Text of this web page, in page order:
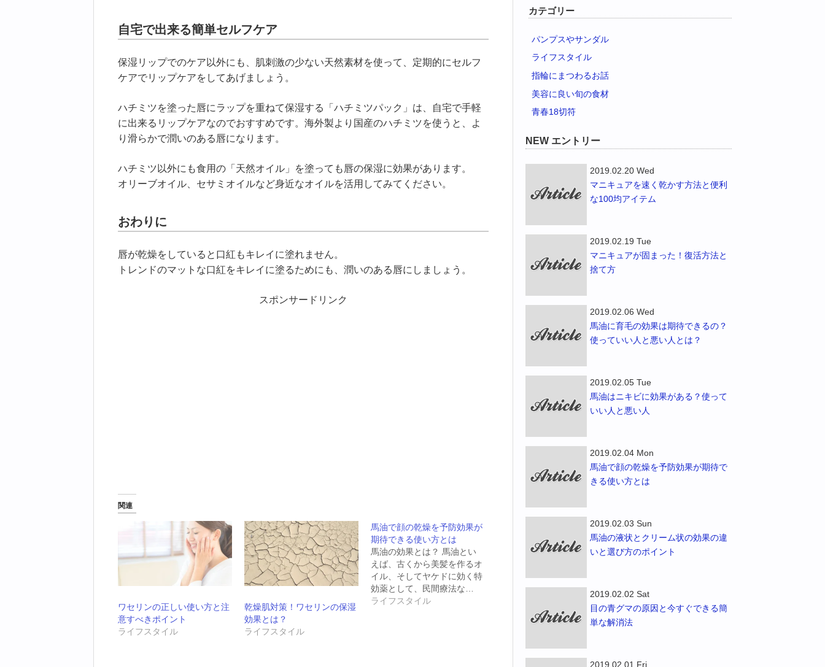
自宅で出来る簡単セルフケア
保湿リップでのケア以外にも、肌刺激の少ない天然素材を使って、定期的にセルフ
ケアでリップケアをしてあげましょう。
ハチミツを塗った唇にラップを重ねて保湿する「ハチミツパック」は、自宅で手軽
に出来るリップケアなのでおすすめです。海外製より国産のハチミツを使うと、よ
り滑らかで潤いのある唇になります。
ハチミツ以外にも食用の「天然オイル」を塗っても唇の保湿に効果があります。
オリーブオイル、セサミオイルなど身近なオイルを活用してみてください。
おわりに
唇が乾燥をしていると口紅もキレイに塗れません。
トレンドのマットな口紅をキレイに塗るためにも、潤いのある唇にしましょう。
スポンサードリンク
関連
ワセリンの正しい使い方と注
意すべきポイント
ライフスタイル
乾燥肌対策！ワセリンの保湿
効果とは？
ライフスタイル
馬油で顔の乾燥を予防効果が
期待できる使い方とは
馬油の効果とは？ 馬油とい
えば、古くから美髪を作るオ
イル、そしてヤケドに効く特
効薬として、民間療法な…
ライフスタイル
カテゴリー
パンプスやサンダル
ライフスタイル
指輪にまつわるお話
美容に良い旬の食材
青春18切符
NEW エントリー
2019.02.20 Wed
マニキュアを速く乾かす方法と便利
な100均アイテム
2019.02.19 Tue
マニキュアが固まった！復活方法と
捨て方
2019.02.06 Wed
馬油に育毛の効果は期待できるの？
使っていい人と悪い人とは？
2019.02.05 Tue
馬油はニキビに効果がある？使って
いい人と悪い人
2019.02.04 Mon
馬油で顔の乾燥を予防効果が期待で
きる使い方とは
2019.02.03 Sun
馬油の液状とクリーム状の効果の違
いと選び方のポイント
2019.02.02 Sat
目の青グマの原因と今すぐできる簡
単な解消法
2019.02.01 Fri